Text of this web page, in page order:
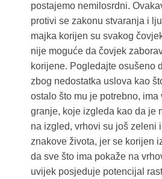
postajemo nemilosrdni.
protivi se zakonu stvaranja i
majka korijen su svakog
nije moguće da čovjek
korijene. Pogledajte osušeno
zbog nedostatka uslova kao
ostalo što mu je potrebno, ima
granje, koje izgleda kao da je
na izgled, vrhovi su još zeleni
znakove života, jer se korijen
da sve što ima pokaže na
uvijek posjeduje potencijal